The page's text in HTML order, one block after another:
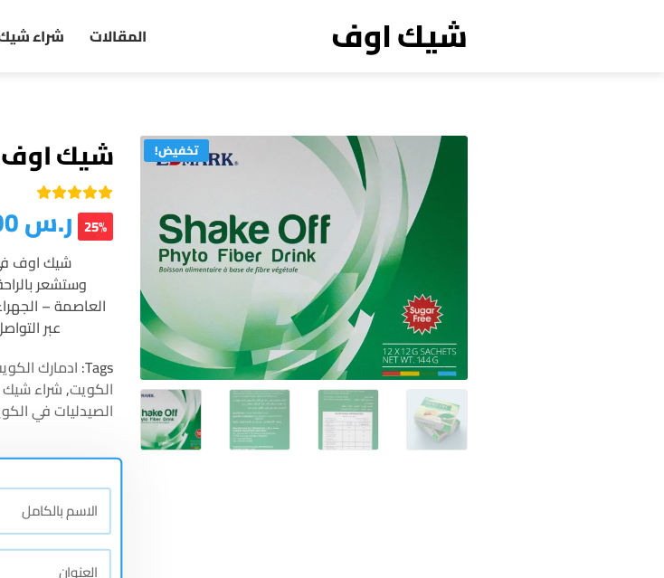
شيك اوف المقالات شراء
تخفيض! شيك اوف
تم التقييم بـ
5.00 من 5
بناءً على
تقييم
2
العملاء
ر.س 25%
شيك اوف
وستشعر
العاصمة –
عبر
Tags: ادمارك
الكويت,شراء
الصيدليات في